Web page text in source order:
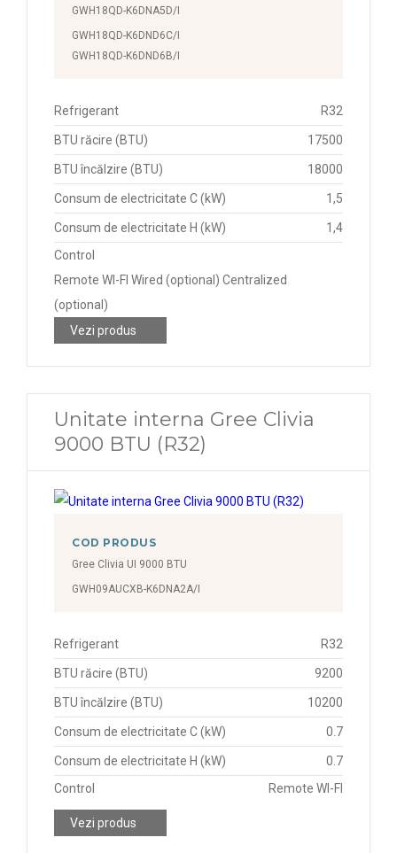
GWH18QD-K6DNA5D/I
GWH18QD-K6DND6C/I
GWH18QD-K6DND6B/I
Refrigerant R32
BTU răcire (BTU) 17500
BTU încălzire (BTU) 18000
Consum de electricitate C (kW) 1,5
Consum de electricitate H (kW)
1,4
Control
Remote WI-FI Wired (optional) Centralized
(optional)
Vezi produs
Unitate interna Gree Clivia
9000 BTU (R32)
COD PRODUS
Gree Clivia UI 9000 BTU
GWH09AUCXB-K6DNA2A/I
Refrigerant R32
BTU răcire (BTU) 9200
BTU încălzire (BTU) 10200
Consum de electricitate C (kW) 0.7
Consum de electricitate H (kW)
0.7
Control
Remote WI-FI
Vezi produs